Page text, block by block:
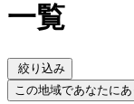
一覧
絞り込み
この地域であなたに